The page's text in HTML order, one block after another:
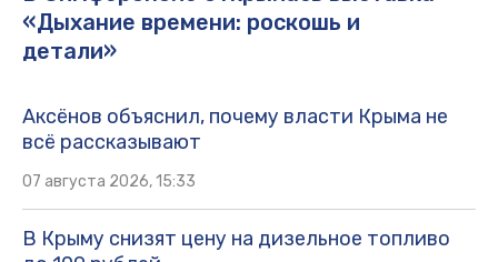
«Дыхание времени: роскошь и
детали»
Аксёнов объяснил, почему власти Крыма не
всё рассказывают
07 августа 2026, 15:33
В Крыму снизят цену на дизельное топливо